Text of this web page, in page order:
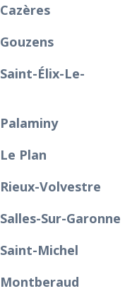
Élix-Le-
Plan
Volvestre
Sur-Garonne
Michel